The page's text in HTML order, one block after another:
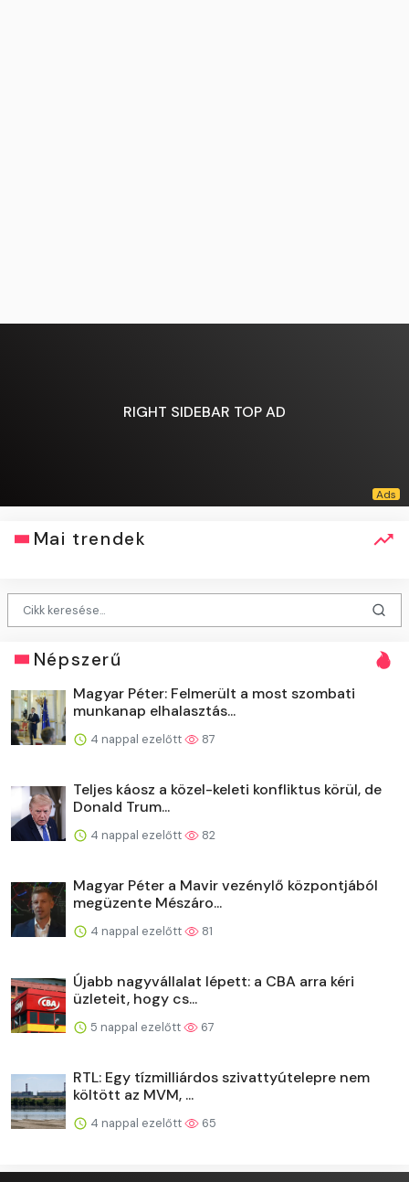
RIGHT SIDEBAR TOP AD
Mai trendek
Népszerű
Magyar Péter: Felmerült a most szombati
munkanap elhalasztás...
4 nappal ezelőtt 87
Teljes káosz a közel-keleti konfliktus körül, de
Donald Trum...
4 nappal ezelőtt 82
Magyar Péter a Mavir vezénylő központjából
megüzente Mészáro...
4 nappal ezelőtt 81
Újabb nagyvállalat lépett: a CBA arra kéri
üzleteit, hogy cs...
5 nappal ezelőtt 67
RTL: Egy tízmilliárdos szivattyútelepre nem
költött az MVM, ...
4 nappal ezelőtt 65